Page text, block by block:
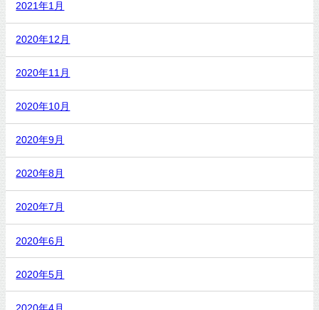
2021年1月
2020年12月
2020年11月
2020年10月
2020年9月
2020年8月
2020年7月
2020年6月
2020年5月
2020年4月